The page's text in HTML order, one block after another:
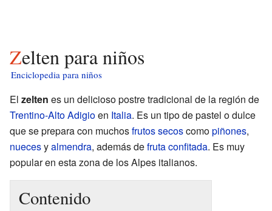
Zelten para niños
Enciclopedia para niños
El zelten es un delicioso postre tradicional de la región de
Trentino-Alto Adigioen Italia. Es un tipo de pastel o dulce
que se prepara con muchosfrutos secoscomopiñones,
nuecesyalmendra, además defruta confitada. Es muy
popular en esta zona de los Alpes italianos.
Contenido